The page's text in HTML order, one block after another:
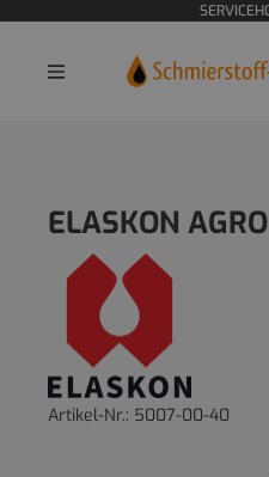
ELASKON AGRO
Artikel-Nr.: 5007-00-40